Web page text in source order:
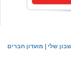
₪44.00
מועדון חברים שלי